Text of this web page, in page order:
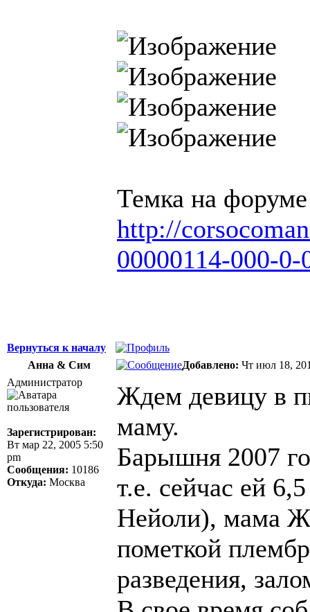
Темка на
http://
00000114-000-0-
Вернуться к началу
Анна & Сим
Добавлено: Чт июл 18,
Администратор
Зарегистрирован:
Вт мар 22, 2005 5:50
pm
Сообщения: 10186
Откуда: Москва
Ждем девицу в
маму.
Барышня 2007
т.е. сейчас ей
Нейоли), мама
пометкой
разведения,